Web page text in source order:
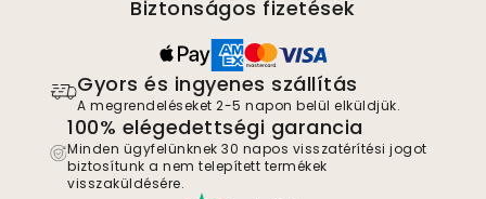
Biztonságos fizetések
Gyors és ingyenes szállítás
A megrendeléseket 2-5 napon belül elküldjük.
100% elégedettségi garancia
Minden ügyfelünknek 30 napos visszatérítési jogot
biztosítunk a nem telepített termékek
visszaküldésére.